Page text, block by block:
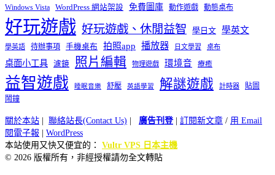
Windows Vista WordPress 網站架設 免費圖庫 動作遊戲 動態桌布
好玩遊戲 好玩遊戲、休閒益智 學日文 學英文
學英語 待辦事項 手機桌布 拍照app 播放器 日文學習 桌布
桌面小工具 濾鏡 照片編輯 物理遊戲 環境音 療癒
益智遊戲 睡眠音樂 舒壓 英語學習 解謎遊戲 計時器
貼圖
鬧鐘
關於本站 聯絡站長(Contact Us) 廣告刊登| 訂閱新文章 / 用 Email
閱電子報
WordPress
本站使用又快又便宜的： Vultr VPS 日本主機
© 2026 版權所有，非經授權請勿全文轉貼